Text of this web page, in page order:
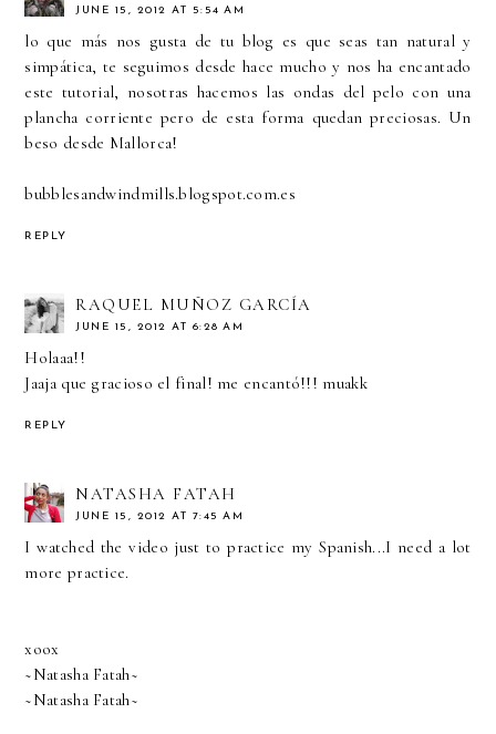
JUNE 15, 2012 AT 5:54 AM
lo que más nos gusta de tu blog es que seas tan natural y
simpática, te seguimos desde hace mucho y nos ha encantado
este tutorial, nosotras hacemos las ondas del pelo con una
plancha corriente pero de esta forma quedan preciosas. Un
beso desde Mallorca!
bubblesandwindmills.blogspot.com.es
REPLY
RAQUEL MUÑOZ GARCÍA
JUNE 15, 2012 AT 6:28 AM
Holaaa!!
Jaaja que gracioso el final! me encantó!!! muakk
REPLY
NATASHA FATAH
JUNE 15, 2012 AT 7:45 AM
I watched the video just to practice my Spanish...I need a lot
more practice.
xoox
~Natasha Fatah~
~Natasha Fatah~